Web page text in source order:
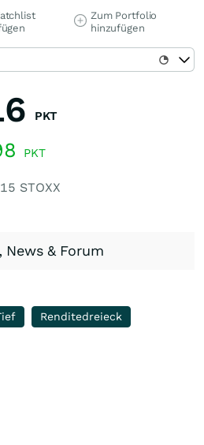
Zum Portfolio
hinzufügen
PKT
PKT
STOXX
News & Forum
Renditedreieck